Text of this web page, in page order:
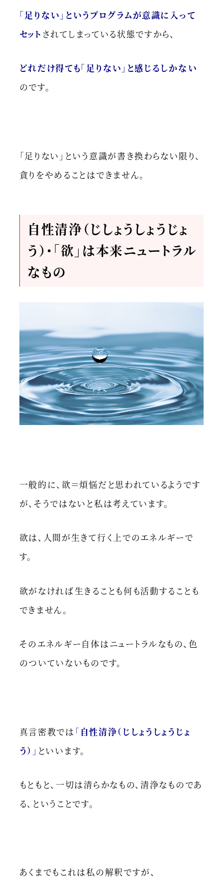
「足りない」というプログラムが意識に入って
セット されてしまっている状態ですから、
どれだけ得ても「足りない」と感じるしかない
のです。
「足りない」という意識が書き換わらない限り、
貪りをやめることはできません。
自性清浄（じしょうしょうじょ
う）・「欲」は本来ニュートラル
なもの
一般的に、欲＝煩悩だと思われているようです
が、そうではないと私は考えています。
欲は、人間が生きて行く上でのエネルギーで
す。
欲がなければ生きることも何も活動することも
できません。
そのエネルギー自体はニュートラルなもの、色
のついていないものです。
真言密教では 「 自性清浄（じしょうしょうじょ
う） 」 といいます。
もともと、一切は清らかなもの、清浄なものであ
る、ということです。
あくまでもこれは私の解釈ですが、